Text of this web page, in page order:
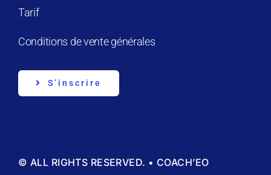
Tarif
Conditions de vente générales
S’inscrire
© ALL RIGHTS RESERVED. • COACH’EO